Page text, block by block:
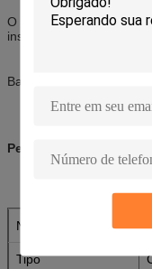
O projeto novo da
instalação e a
Baixo fumo, halogênio
Perameter do produto
Número de modelo
Tipo